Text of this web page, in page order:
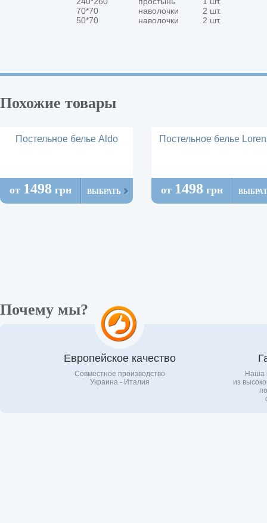
70*70
наволочки
2 шт.
50*70
наволочки 2 шт.
Похожие товары
Постельное белье Aldo
от 1498 грн ВЫБРАТЬ
Постельное белье
от 1498 грн
Почему мы?
Европейское качество
Совместное производство
Украина - Италия
Наша
из